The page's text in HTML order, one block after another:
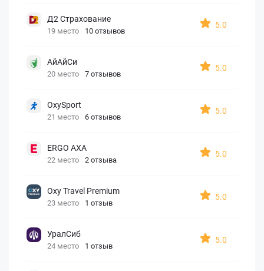
Д2 Страхование
19 место 10 отзывов
5.0
АйАйСи
20 место 7 отзывов
5.0
OxySport
21 место 6 отзывов
5.0
ERGO AXA
22 место 2 отзыва
5.0
Oxy Travel Premium
23 место 1 отзыв
5.0
УралСиб
24 место 1 отзыв
5.0